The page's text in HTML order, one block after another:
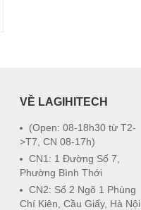
VỀ LAGIHITECH
(Open: 08-18h30 từ T2-
>T7, CN 08-17h)
CN1: 1 Đường Số 7,
Phường Bình Thới
CN2: Số 2 Ngõ 1 Phùng
Chí Kiên, Cầu Giấy, Hà Nội